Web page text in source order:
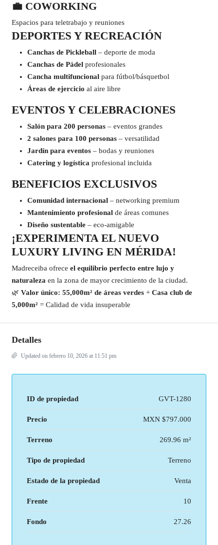
💼 COWORKING
Espacios para teletrabajo y reuniones
DEPORTES Y RECREACIÓN
Canchas de Pickleball – deporte de moda
Canchas de Pádel profesionales
Cancha multifuncional para fútbol/básquetbol
Áreas de ejercicio al aire libre
EVENTOS Y CELEBRACIONES
Salón para 200 personas – eventos grandes
2 salones para 100 personas – versatilidad
Jardín para eventos – bodas y reuniones
Catering y logística profesional incluida
BENEFICIOS EXCLUSIVOS
Comunidad internacional – networking premium
Mantenimiento profesional de áreas comunes
Diseño sustentable – eco-amigable
¡EXPERIMENTA EL NUEVO
LUXURY LIVING EN MÉRIDA!
Madreceiba ofrece el equilibrio perfecto entre lujo y
naturaleza en la zona de mayor crecimiento de la ciudad.
🌿 Valor único: 55,000m² de áreas verdes + Casa club de
5,000m² = Calidad de vida insuperable
Detalles
Updated on febrero 10, 2026 at 11:51 pm
ID de propiedad GVT-1280
Precio MXN $797.000
Terreno 269.96 m²
Tipo de propiedad Terreno
Estado de la propiedad Venta
Frente 10
Fondo 27.26